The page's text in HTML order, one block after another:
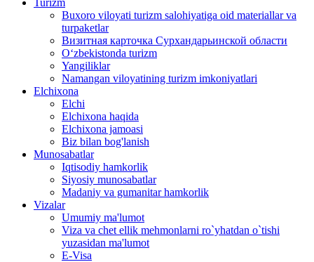
Turizm
Buxoro viloyati turizm salohiyatiga oid materiallar va
turpaketlar
Визитная карточка Сурхандарьинской области
Oʻzbekistonda turizm
Yangiliklar
Namangan viloyatining turizm imkoniyatlari
Elchixona
Elchi
Elchixona haqida
Elchixona jamoasi
Biz bilan bog'lanish
Munosabatlar
Iqtisodiy hamkorlik
Siyosiy munosabatlar
Madaniy va gumanitar hamkorlik
Vizalar
Umumiy ma'lumot
Viza va chet ellik mehmonlarni ro`yhatdan o`tishi
yuzasidan ma'lumot
E-Visa